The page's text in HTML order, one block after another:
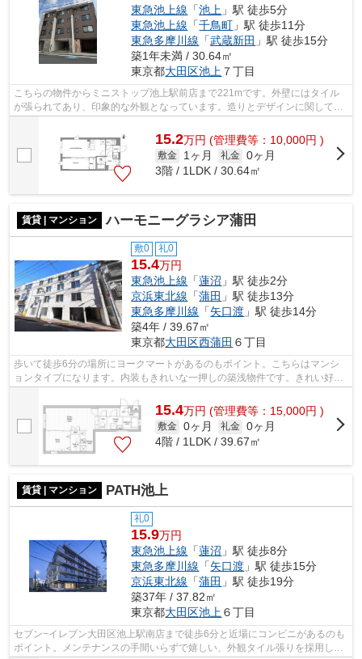
東急池上線 「池上 」駅 徒歩5分
東急池上線 「千鳥町 」駅 徒歩11分
東急多摩川線 「武蔵新田 」駅 徒歩15分
築1年未満 / 30.64㎡
東京都大田区池上 ７丁目
こちらの物件からミニストップ池上駅前店まで221mです。外壁にはタイル
が張られてあり、印象的な外観となっています。造りとデザインに関して、
自信をもって情報を提供できるマンショ...
15.2万円 (管理費等：10,000円 )
敷金 1ヶ月 礼金 0ヶ月
3階 / 1LDK / 30.64㎡
賃貸 | マンション ハーモニーグラシア蒲田
敷0 礼0
15.4万円
東急池上線 「蓮沼 」駅 徒歩2分
京浜東北線 「蒲田 」駅 徒歩13分
東急多摩川線 「矢口渡 」駅 徒歩14分
築4年 / 39.67㎡
東京都大田区西蒲田 ６丁目
歩いて徒歩6分の場所にヨークマートがあるのもポイント。こちらはマンシ
ョンタイプになります。内装もきれいな一押しの築浅物件です。きれい好き
な方、古い物件は苦手という方に。駅か...
15.4万円 (管理費等：15,000円 )
敷金 0ヶ月 礼金 0ヶ月
4階 / 1LDK / 39.67㎡
賃貸 | マンション PATH池上
礼0
15.9万円
東急池上線 「蓮沼 」駅 徒歩8分
東急多摩川線 「矢口渡 」駅 徒歩15分
京浜東北線 「蒲田 」駅 徒歩19分
築37年 / 37.82㎡
東京都大田区池上６丁目
セブン−イレブン大田区池上駅南店まで徒歩6分と近場にコンビニがあるのも
ポイント。メンテナンスの手間いらずで嬉しい、外観タイル張りを採用して